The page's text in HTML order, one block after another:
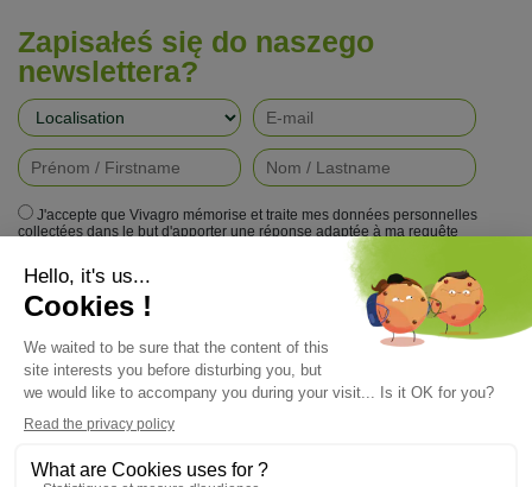
Zapisałeś się do naszego
newslettera?
J'accepte que Vivagro mémorise et traite mes données personnelles
collectées dans le but d'apporter une réponse adaptée à ma requête
conformément à la politique de protection de la vie privée de Vivagro.
I agree that Vivagro stores and processes my personal data collected in
order to provide an appropriate response to my request in accordance with
Vivagro's privacy policy.